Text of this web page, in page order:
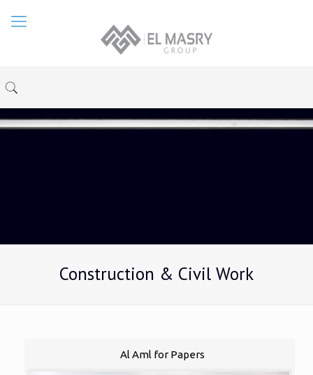
Construction & Civil Work
Al Aml for Papers